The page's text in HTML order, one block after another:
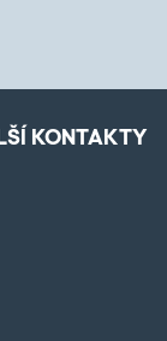
KONTAKTY